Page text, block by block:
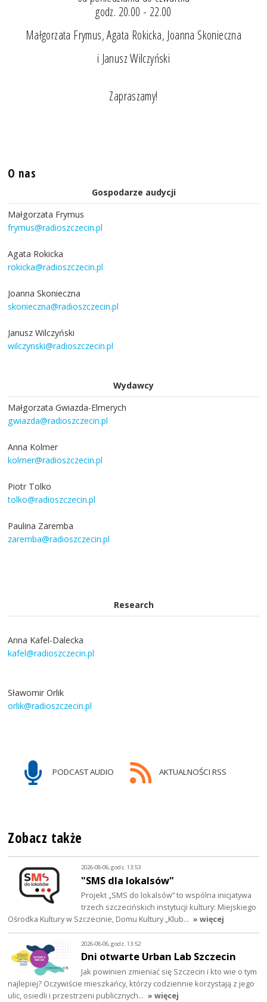
godz. 20.00 - 22.00
Małgorzata Frymus, Agata Rokicka, Joanna Skonieczna
i Janusz Wilczyński
Zapraszamy!
O nas
Gospodarze audycji
Małgorzata Frymus
frymus@radioszczecin.pl
Agata Rokicka
rokicka@radioszczecin.pl
Joanna Skonieczna
skonieczna@radioszczecin.pl
Janusz Wilczyński
wilczynski@radioszczecin.pl
Wydawcy
Małgorzata Gwiazda-Elmerych
gwiazda@radioszczecin.pl
Anna Kolmer
kolmer@radioszczecin.pl
Piotr Tolko
tolko@radioszczecin.pl
Paulina Zaremba
zaremba@radioszczecin.pl
Research
Anna Kafel-Dalecka
kafel@radioszczecin.pl
Sławomir Orlik
orlik@radioszczecin.pl
PODCAST AUDIO AKTUALNOŚCI RSS
Zobacz także
2026-08-06, godz. 13:53
"SMS dla lokalsów"
Projekt „SMS do lokalsów” to wspólna inicjatywa
trzech szczecińskich instytucji kultury: Miejskiego
Ośrodka Kultury w Szczecinie, Domu Kultury „Klub… » więcej
2026-08-06, godz. 13:52
Dni otwarte Urban Lab Szczecin
Jak powinien zmieniać się Szczecin i kto wie o tym
najlepiej? Oczywiście mieszkańcy, którzy codziennie korzystają z jego
ulic, osiedli i przestrzeni publicznych… » więcej